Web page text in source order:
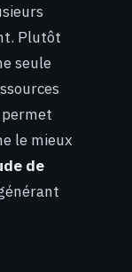
Plutôt
seule
le mieux
de